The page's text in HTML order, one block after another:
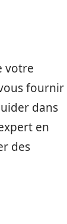
votre
fournir
dans
en
des